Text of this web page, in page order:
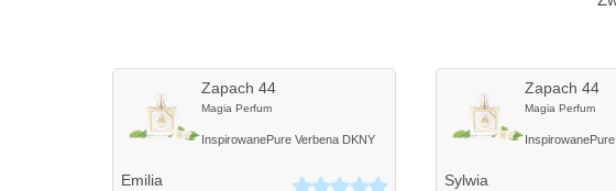
Zapach 44
Magia Perfum
InspirowanePure Verbena DKNY
Emilia
Zapach 44
Magia Perfum
Inspirowane
Sylwia